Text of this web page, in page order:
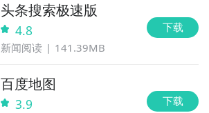
头条搜索极速版
4.8
新闻阅读 141.39MB
下载
百度地图
3.9 下载